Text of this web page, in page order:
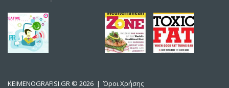
KEIMENOGRAFISI.GR © 2026 |Όροι Χρήσης